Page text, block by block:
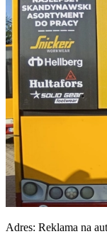
Adres: Reklama na